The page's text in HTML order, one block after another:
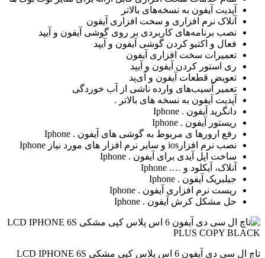
آپدیت آیفون به نسخه‌های بالاتر
آنلاک نرم افزاری و سخت افزاری آیفون
نصب برنامه‌های کاربردی بر روی گوشی آیفون و آیپد
فعال و اکتیو کردن گوشی آیفون و آیپد
تعمیرات سخت افزاری آیفون
ری استور کردن آیفون و آیپد
تعویض قطعات آیفون و آی‌پد
تعمیر آسیب‌های وارده ناشی از آب خوردگی
آپدیت آیفون به نسخه های بالاتر .
دانگرید آیفون . Iphone
ریستور آیفون . Iphone
رفع ارورها ی مربوط به گوشی های آیفون . Iphone
نصب نرم افزارios و سایر نرم افزار های مورد نیاز Iphone
ساخت اپل آیدی برای آیفون . Iphone
آنلاک، آیکلود و …. Iphone
جیلبریک آیفون . Iphone
ریست نرم افزاری آیفون . Iphone
حل مشکل کرش آیفون . Iphone
تاچ ال سی دی آیفون 6 اس پلاس کپی مشکی LCD IPHONE 6S